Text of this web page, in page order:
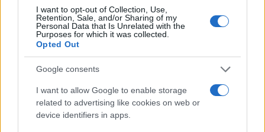
I want to opt-out of Collection, Use,
Retention, Sale, and/or Sharing of my
Personal Data that Is Unrelated with the
Purposes for which it was collected.
Opted Out
Google consents
I want to allow Google to enable storage
related to advertising like cookies on web or
device identifiers in apps.
Quando Biden diceva: “Coi caccia sarà Guerra
Mondiale”. Cosa è cambiato ora
Usa, Biden o Trump? Il sondaggio che
preoccupa i democratici
Insomma, il nodo età sembra rilevare in modo